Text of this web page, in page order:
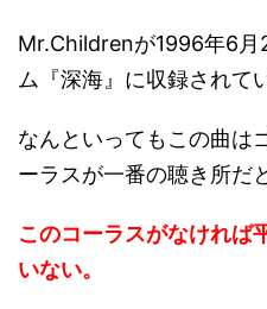
Mr.Childrenが1996年6
ム『深海』に収録されて
なんといってもこの曲は
ーラスが一番の聴き所だ
このコーラスがなければ
いない。